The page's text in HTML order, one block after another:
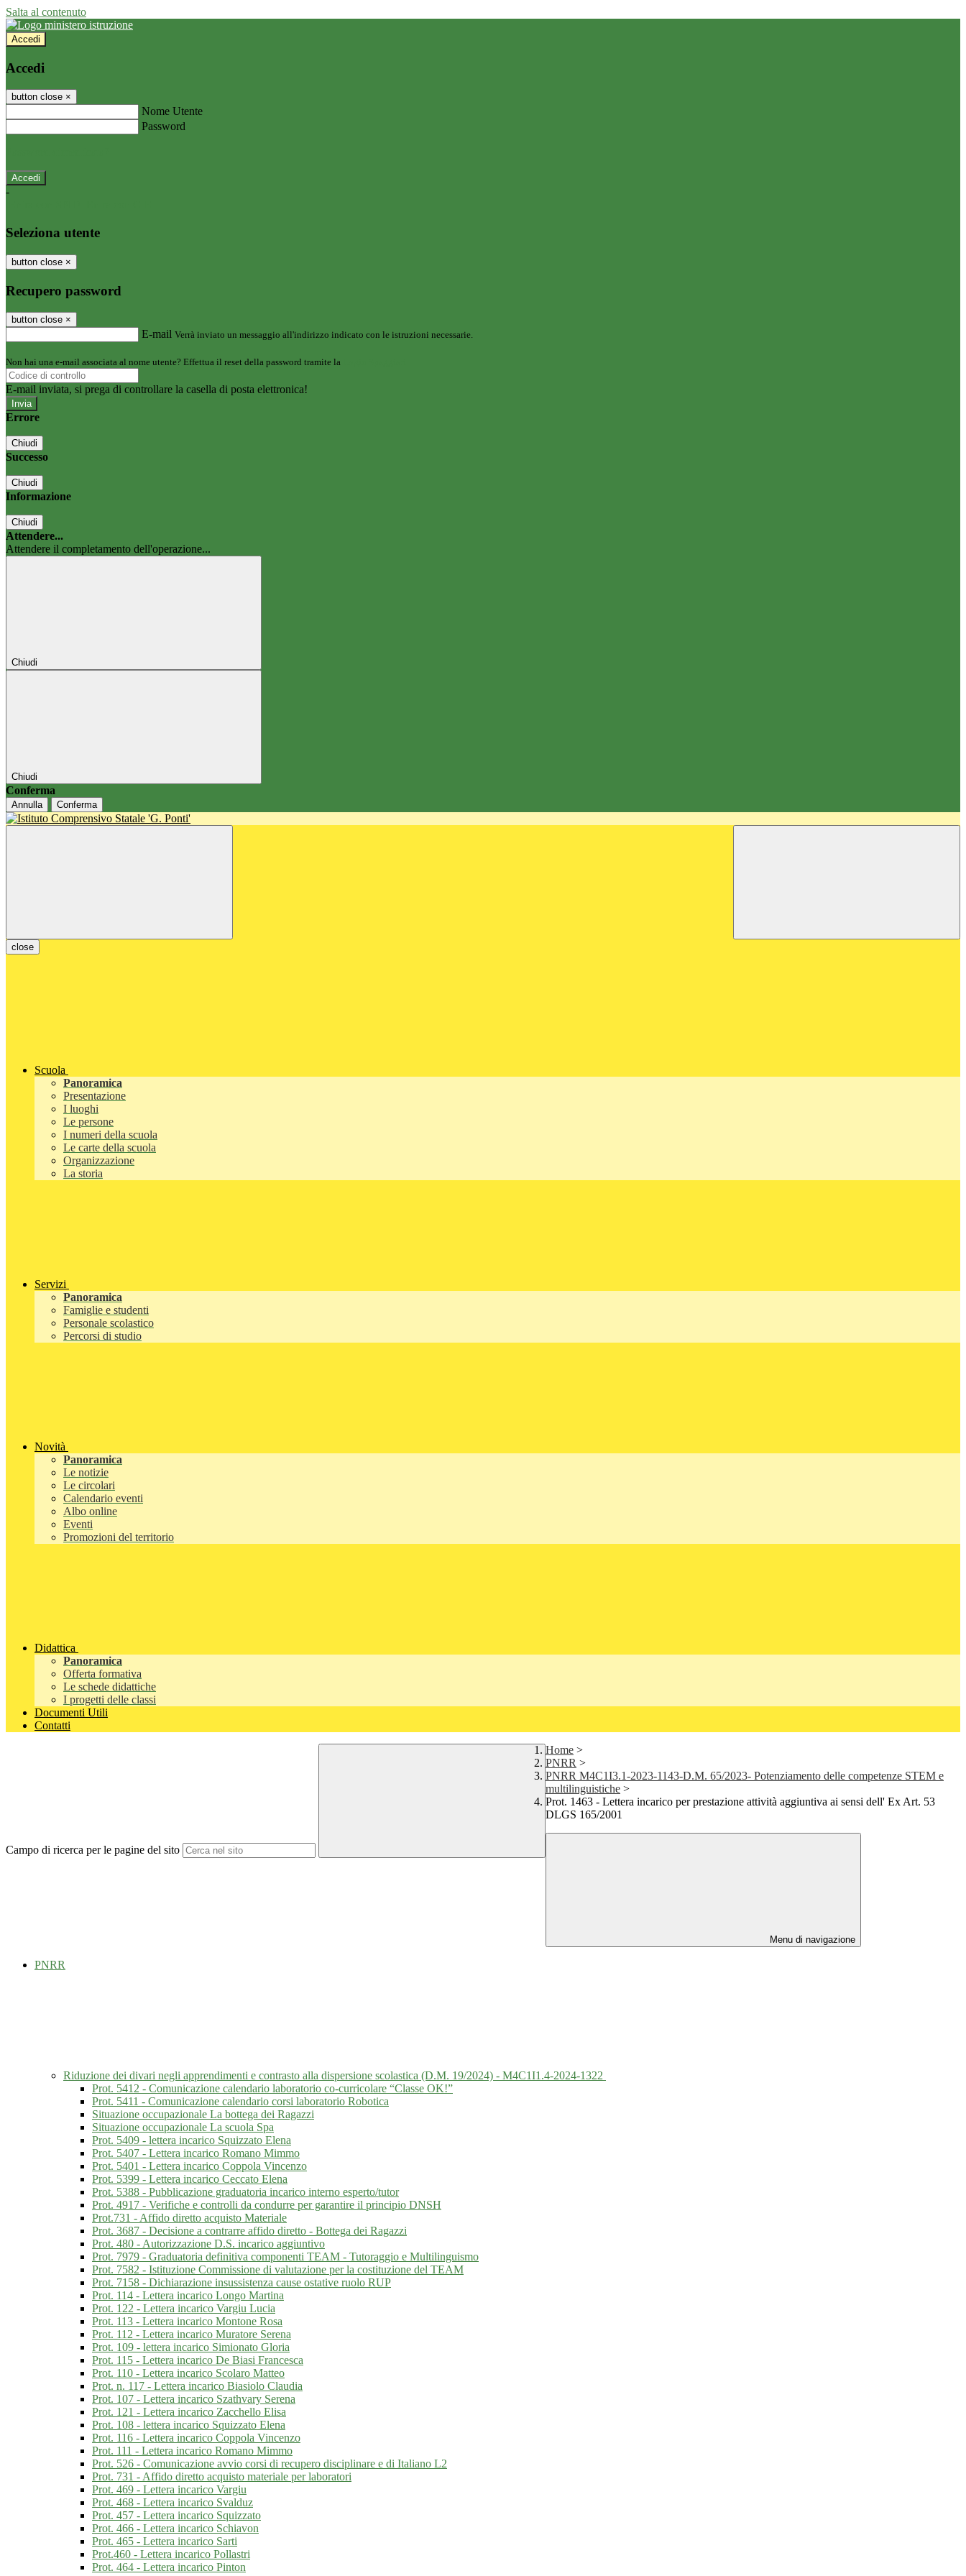
Salta al contenuto
Accedi
Accedi
button close ×
Nome Utente
Password
-
Seleziona utente
button close ×
Recupero password
button close ×
E-mail Verrà inviato un messaggio all'indirizzo indicato con le istruzioni necessarie.
Non hai una e-mail associata al nome utente? Effettua il reset della password tramite la
E-mail inviata, si prega di controllare la casella di posta elettronica!
Errore
Chiudi
Successo
Chiudi
Informazione
Chiudi
Attendere...
Attendere il completamento dell'operazione...
Chiudi
Chiudi
Conferma
Annulla Conferma
close
Scuola
Panoramica
Presentazione
I luoghi
Le persone
I numeri della scuola
Le carte della scuola
Organizzazione
La storia
Servizi
Panoramica
Famiglie e studenti
Personale scolastico
Percorsi di studio
Novità
Panoramica
Le notizie
Le circolari
Calendario eventi
Albo online
Eventi
Promozioni del territorio
Didattica
Panoramica
Offerta formativa
Le schede didattiche
I progetti delle classi
Documenti Utili
Contatti
Campo di ricerca per le pagine del sito
Home >
PNRR >
PNRR M4C1I3.1-2023-1143-D.M. 65/2023- Potenziamento delle competenze STEM e
multilinguistiche >
Prot. 1463 - Lettera incarico per prestazione attività aggiuntiva ai sensi dell' Ex Art. 53
DLGS 165/2001
Menu di navigazione
PNRR
Riduzione dei divari negli apprendimenti e contrasto alla dispersione scolastica (D.M. 19/2024) - M4C1I1.4-2024-1322
Prot. 5412 - Comunicazione calendario laboratorio co-curricolare “Classe OK!”
Prot. 5411 - Comunicazione calendario corsi laboratorio Robotica
Situazione occupazionale La bottega dei Ragazzi
Situazione occupazionale La scuola Spa
Prot. 5409 - lettera incarico Squizzato Elena
Prot. 5407 - Lettera incarico Romano Mimmo
Prot. 5401 - Lettera incarico Coppola Vincenzo
Prot. 5399 - Lettera incarico Ceccato Elena
Prot. 5388 - Pubblicazione graduatoria incarico interno esperto/tutor
Prot. 4917 - Verifiche e controlli da condurre per garantire il principio DNSH
Prot.731 - Affido diretto acquisto Materiale
Prot. 3687 - Decisione a contrarre affido diretto - Bottega dei Ragazzi
Prot. 480 - Autorizzazione D.S. incarico aggiuntivo
Prot. 7979 - Graduatoria definitiva componenti TEAM - Tutoraggio e Multilinguismo
Prot. 7582 - Istituzione Commissione di valutazione per la costituzione del TEAM
Prot. 7158 - Dichiarazione insussistenza cause ostative ruolo RUP
Prot. 114 - Lettera incarico Longo Martina
Prot. 122 - Lettera incarico Vargiu Lucia
Prot. 113 - Lettera incarico Montone Rosa
Prot. 112 - Lettera incarico Muratore Serena
Prot. 109 - lettera incarico Simionato Gloria
Prot. 115 - Lettera incarico De Biasi Francesca
Prot. 110 - Lettera incarico Scolaro Matteo
Prot. n. 117 - Lettera incarico Biasiolo Claudia
Prot. 107 - Lettera incarico Szathvary Serena
Prot. 121 - Lettera incarico Zacchello Elisa
Prot. 108 - lettera incarico Squizzato Elena
Prot. 116 - Lettera incarico Coppola Vincenzo
Prot. 111 - Lettera incarico Romano Mimmo
Prot. 526 - Comunicazione avvio corsi di recupero disciplinare e di Italiano L2
Prot. 731 - Affido diretto acquisto materiale per laboratori
Prot. 469 - Lettera incarico Vargiu
Prot. 468 - Lettera incarico Svalduz
Prot. 457 - Lettera incarico Squizzato
Prot. 466 - Lettera incarico Schiavon
Prot. 465 - Lettera incarico Sarti
Prot.460 - Lettera incarico Pollastri
Prot. 464 - Lettera incarico Pinton